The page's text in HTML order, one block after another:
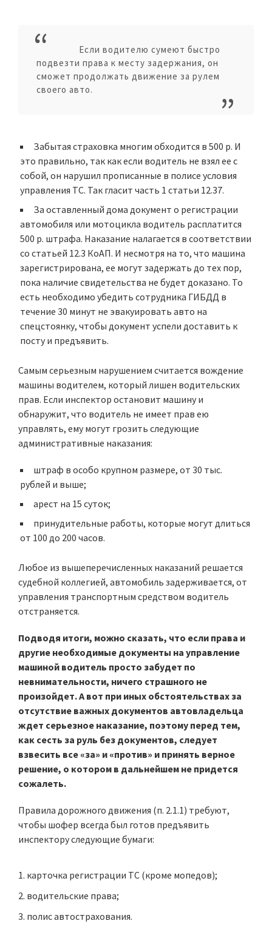
Если водителю сумеют быстро
подвезти права к месту задержания, он
сможет продолжать движение за рулем
своего авто.
Забытая страховка многим обходится в 500 р. И
это правильно, так как если водитель не взял ее с
собой, он нарушил прописанные в полисе условия
управления ТС. Так гласит часть 1 статьи 12.37.
За оставленный дома документ о регистрации
автомобиля или мотоцикла водитель расплатится
500 р. штрафа. Наказание налагается в соответствии
со статьей 12.3 КоАП. И несмотря на то, что машина
зарегистрирована, ее могут задержать до тех пор,
пока наличие свидетельства не будет доказано. То
есть необходимо убедить сотрудника ГИБДД в
течение 30 минут не эвакуировать авто на
спецстоянку, чтобы документ успели доставить к
посту и предъявить.
Самым серьезным нарушением считается вождение
машины водителем, который лишен водительских
прав. Если инспектор остановит машину и
обнаружит, что водитель не имеет прав ею
управлять, ему могут грозить следующие
административные наказания:
штраф в особо крупном размере, от 30 тыс.
рублей и выше;
арест на 15 суток;
принудительные работы, которые могут длиться
от 100 до 200 часов.
Любое из вышеперечисленных наказаний решается
судебной коллегией, автомобиль задерживается, от
управления транспортным средством водитель
отстраняется.
Подводя итоги, можно сказать, что если права и
другие необходимые документы на управление
машиной водитель просто забудет по
невнимательности, ничего страшного не
произойдет. А вот при иных обстоятельствах за
отсутствие важных документов автовладельца
ждет серьезное наказание, поэтому перед тем,
как сесть за руль без документов, следует
взвесить все «за» и «против» и принять верное
решение, о котором в дальнейшем не придется
сожалеть.
Правила дорожного движения (п. 2.1.1) требуют,
чтобы шофер всегда был готов предъявить
инспектору следующие бумаги:
карточка регистрации ТС (кроме мопедов);
водительские права;
полис автострахования.